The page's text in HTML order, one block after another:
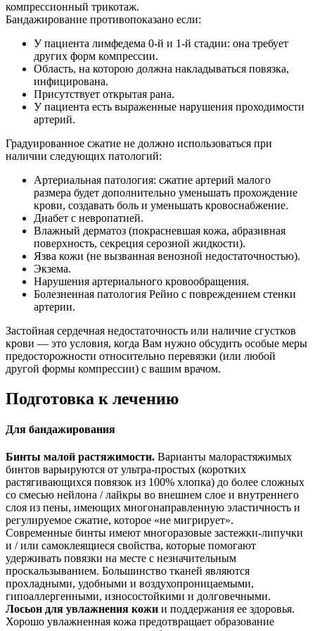
компрессионный трикотаж.
Бандажирование противопоказано если:
У пациента лимфедема 0-й и 1-й стадии: она требует
других форм компрессии.
Область, на которою должна накладываться повязка,
инфицирована.
Присутствует открытая рана.
У пациента есть выраженные нарушения проходимости
артерий.
Градуированное сжатие не должно использоваться при
наличии следующих патологий:
Артериальная патология: сжатие артерий малого
размера будет дополнительно уменьшать прохождение
крови, создавать боль и уменьшать кровоснабжение.
Диабет с невропатией.
Влажный дерматоз (покрасневшая кожа, абразивная
поверхность, секреция серозной жидкости).
Язва кожи (не вызванная венозной недостаточностью).
Экзема.
Нарушения артериального кровообращения.
Болезненная патология Рейно с повреждением стенки
артерии.
Застойная сердечная недостаточность или наличие сгустков
крови — это условия, когда Вам нужно обсудить особые меры
предосторожности относительно перевязки (или любой
другой формы компрессии) с вашим врачом.
Подготовка к лечению
Для бандажирования
Бинты малой растяжимости. Варианты малорастяжимых
бинтов варьируются от ультра-простых (коротких
растягивающихся повязок из 100% хлопка) до более сложных
со смесью нейлона / лайкры во внешнем слое и внутреннего
слоя из пены, имеющих многонаправленную эластичность и
регулируемое сжатие, которое «не мигрирует».
Современные бинты имеют многоразовые застежки-липучки
и / или самоклеящиеся свойства, которые помогают
удерживать повязки на месте с незначительным
проскальзыванием. Большинство тканей являются
прохладными, удобными и воздухопроницаемыми,
гипоаллергенными, износостойкими и долговечными.
Лосьон для увлажнения кожи и поддержания ее здоровья.
Хорошо увлажненная кожа предотвращает образование